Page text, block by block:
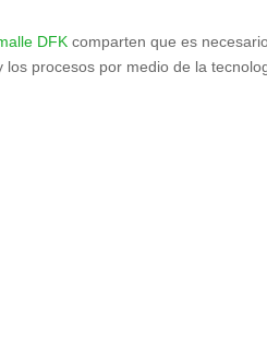
DFK comparten que es
procesos por medio de la